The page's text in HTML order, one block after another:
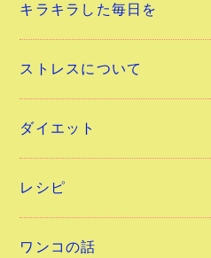
キラキラした毎日を
ストレスについて
ダイエット
レシピ
ワンコの話